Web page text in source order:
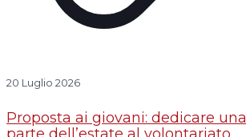
20 Luglio 2026
Proposta ai giovani: dedicare una